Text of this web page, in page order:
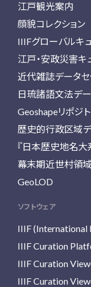
江戸観光案内
顔貌コレクション
IIIFグローバルキ
江戸・安政災害キ
近代雑誌データセ
日琉諸語文法デ
Geoshapeリポジト
歴史的行政区域
『日本歴史地名大
幕末期近世村領
GeoLOD
ソフトウェア
IIIF
IIIF Curation
IIIF Curation
IIIF Curation